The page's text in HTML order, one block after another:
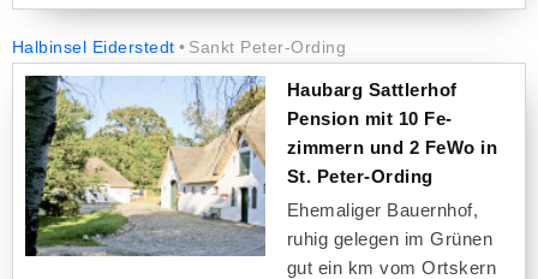
Halbinsel Eiderstedt Sankt Peter-Ording
Haubarg Sattlerhof
Pension mit 10 Fe-
zimmern und 2 FeWo in
St. Peter-Ording
Ehemaliger Bauernhof,
ruhig gelegen im Grünen
gut ein km vom Ortskern